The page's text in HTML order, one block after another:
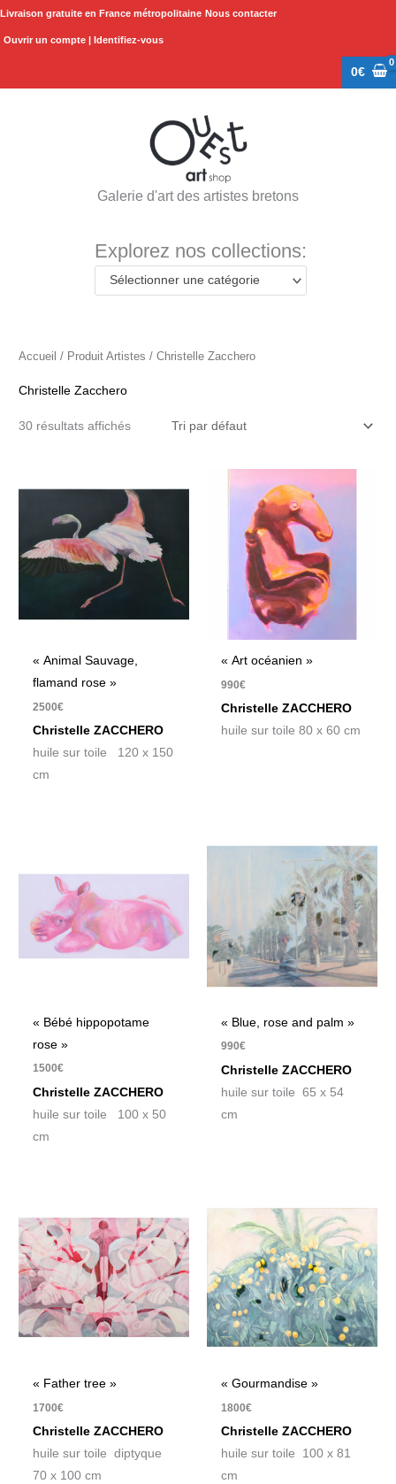
Aller
Livraison gratuite en France métropolitaine Nous contacter
Ouvrir un compte | Identifiez-vous
0€
Galerie d'art des artistes bretons
Explorez nos collections:
Sélectionner une catégorie
Accueil / Produit Artistes / Christelle Zacchero
Christelle Zacchero
30 résultats affichés
« Animal Sauvage,
flamand rose »
2500€
Christelle ZACCHERO
huile sur toile 120 x 150
cm
« Art océanien »
990€
Christelle ZACCHERO
huile sur toile 80 x 60 cm
« Bébé hippopotame
rose »
1500€
Christelle ZACCHERO
huile sur toile 100 x 50
cm
« Blue, rose and palm »
990€
Christelle ZACCHERO
huile sur toile 65 x 54
cm
« Father tree »
1700€
Christelle ZACCHERO
huile sur toile diptyque
70 x 100 cm
« Gourmandise »
1800€
Christelle ZACCHERO
huile sur toile 100 x 81
cm